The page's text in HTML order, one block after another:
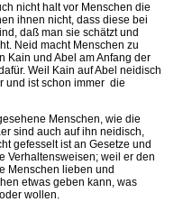
nicht halt vor Menschen die
ihnen nicht, dass diese bei
daß man sie schätzt und
Neid macht Menschen zu
Kain und Abel am Anfang der
Weil Kain auf Abel neidisch
und ist schon immer die
Menschen, wie die
sind auch auf ihn neidisch,
gefesselt ist an Gesetze und
Verhaltensweisen; weil er den
Menschen lieben und
etwas geben kann, was
wollen.